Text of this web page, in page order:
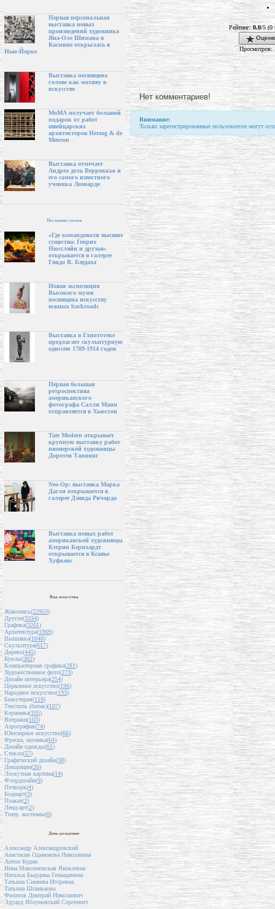
Первая персональная
выставка новых
произведений художника
Яна-Оле Шимана в
Касмине открылась в
Нью-Йорке
Выставка посвящена
голове как мотиву в
искусстве
МоМА получает большой
подарок от работ
швейцарских
архитекторов Herzog & de
Meuron
Выставка отмечает
Андреа дель Верроккьо и
его самого известного
ученика Леонардо
Последние статьи
«Где командовали высшие
существа: Генрих
Нюссляйн и друзья»
открывается в галерее
Гвидо В. Баудаха
Новая экспозиция
Высокого музея
посвящена искусству
южных backroads
Выставка в Глиптотеке
предлагает скульптурную
одиссею 1789-1914 годов
Первая большая
ретроспектива
американского
фотографа Салли Манн
отправляется в Хьюстон
Tate Modern открывает
крупную выставку работ
пионерской художницы
Доротеи Таннинг
Neo-Op: выставка Марка
Дагли открывается в
галерее Дэвида Ричарда
Выставка новых работ
американской художницы
Кэтрин Бернхардт
открывается в Ксавье
Хуфкенс
Вид искусства
Живопись(22953)
Другое(3334)
Графика(3261)
Архитектура(1969)
Вышивка(1048)
Скульптура(617)
Дерево(445)
Куклы(302)
Компьютерная графика(281)
Художественное фото(273)
Дизайн интерьера(254)
Церковное искусство(196)
Народное искусство(193)
Бижутерия(119)
Текстиль (батик)(107)
Керамика(105)
Витражи(103)
Аэрография(74)
Ювелирное искусство(66)
Фреска, мозаика(64)
Дизайн одежды(61)
Стекло(57)
Графический дизайн(38)
Декорации(26)
Лоскутная картина(14)
Флордизайн(9)
Пэчворк(4)
Бодиарт(3)
Плакат(2)
Ленд-арт(2)
Театр. костюмы(0)
День рождения
Александр Александровский
Анастасия Одинокова Николаевна
Антон Кудин
Инна Максимовская Яковлевна
Наталья Бырдина Геннадиевна
Татьяна Синяева Игоревна
Татьяна Шпанькова
Филатов Дмитрий Николаевич
Эдуард Яблуновский Сергеевич
Рейтинг: 0.0/5 (0
Просмотров:
Нет комментариев!
Внимание:
Только зарегистрированные пользователи могут